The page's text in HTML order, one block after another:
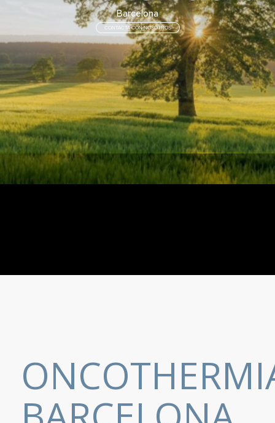
CONTACTA CON NOSOTROS
Barcelona